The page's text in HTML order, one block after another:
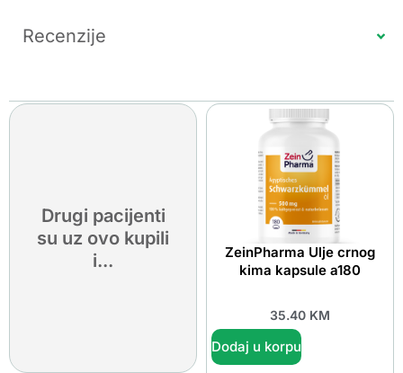
Recenzije
Drugi pacijenti
su uz ovo kupili
i...
ZeinPharma Ulje crnog
kima kapsule a180
35.40 KM
Dodaj u korpu